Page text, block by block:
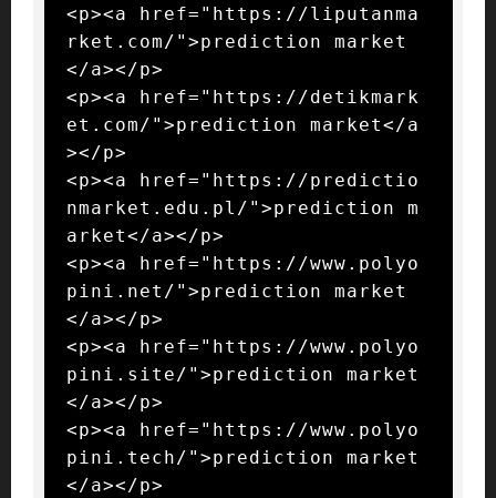
<p><a href="https://liputanma
rket.com/">prediction market
</a></p>
<p><a href="https://detikmark
et.com/">prediction market</a
></p>
<p><a href="https://predictio
nmarket.edu.pl/">prediction m
arket</a></p>
<p><a href="https://www.polyo
pini.net/">prediction market
</a></p>
<p><a href="https://www.polyo
pini.site/">prediction market
</a></p>
<p><a href="https://www.polyo
pini.tech/">prediction market
</a></p>